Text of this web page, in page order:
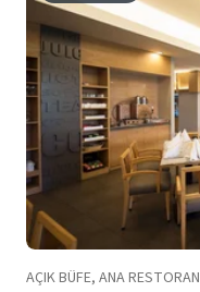
AÇIK BÜFE, ANA RESTORAN